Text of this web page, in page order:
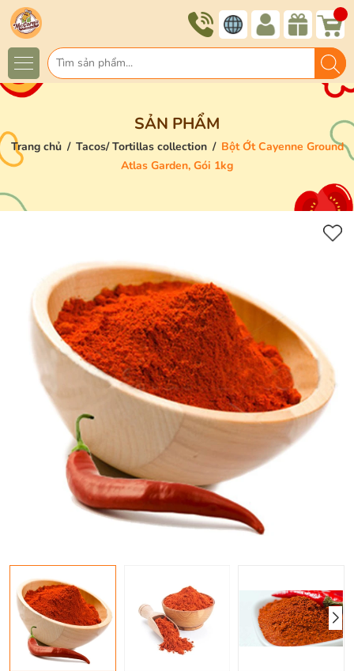
SẢN PHẨM
Trang chủ / Tacos/ Tortillas collection / Bột Ớt Cayenne Ground
Atlas Garden, Gói 1kg